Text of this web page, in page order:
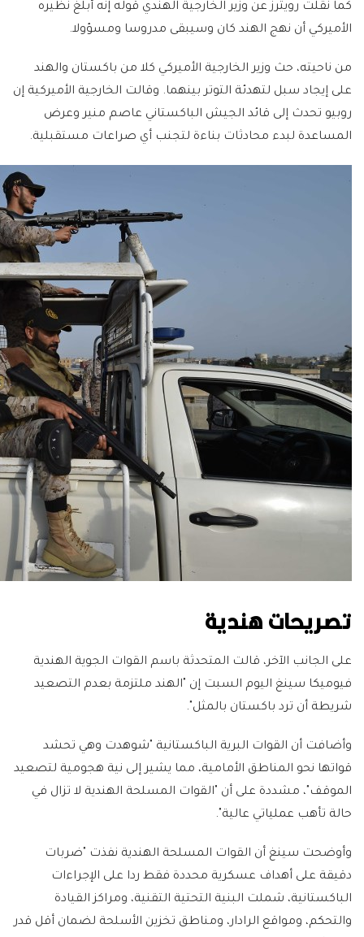
كما نقلت رويترز عن وزير الخارجية الهندي قوله إنه أبلغ نظيره
الأميركي أن نهج الهند كان وسيبقى مدروسا ومسؤولا.
من ناحيته، حث وزير الخارجية الأميركي كلا من باكستان والهند
على إيجاد سبل لتهدئة التوتر بينهما. وقالت الخارجية الأميركية إن
روبيو تحدث إلى قائد الجيش الباكستاني عاصم منير وعرض
المساعدة لبدء محادثات بناءة لتجنب أي صراعات مستقبلية.
تصريحات هندية
على الجانب الآخر، قالت المتحدثة باسم القوات الجوية الهندية
فيوميكا سينغ اليوم السبت إن "الهند ملتزمة بعدم التصعيد
شريطة أن ترد باكستان بالمثل".
وأضافت أن القوات البرية الباكستانية "شوهدت وهي تحشد
قواتها نحو المناطق الأمامية، مما يشير إلى نية هجومية لتصعيد
الموقف"، مشددة على أن "القوات المسلحة الهندية لا تزال في
حالة تأهب عملياتي عالية".
وأوضحت سينغ أن القوات المسلحة الهندية نفذت "ضربات
دقيقة على أهداف عسكرية محددة فقط ردا على الإجراءات
الباكستانية، شملت البنية التحتية التقنية، ومراكز القيادة
والتحكم، ومواقع الرادار، ومناطق تخزين الأسلحة لضمان أقل قدر